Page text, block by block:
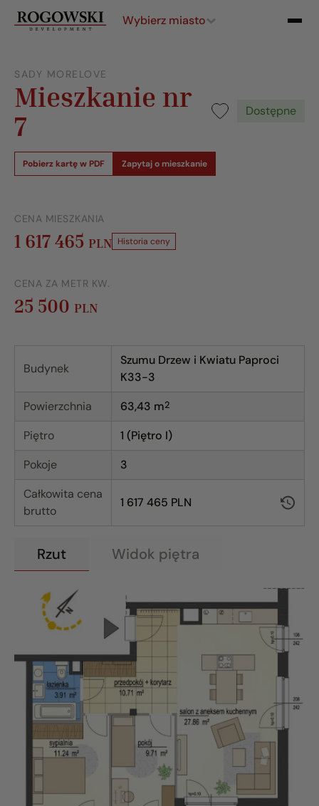
Wybierz miasto
SADY MORELOVE
Mieszkanie nr
7
Dostępne
Pobierz kartę w PDF Zapytaj o mieszkanie
CENA MIESZKANIA
1 617 465 PLN Historia ceny
CENA ZA METR KW.
25 500 PLN
Budynek
Szumu Drzew i Kwiatu Paproci
K33-3
Powierzchnia
63,43 m2
Piętro
1 (Piętro I)
Pokoje
3
Całkowita cena
brutto
1 617 465 PLN
Rzut Widok piętra